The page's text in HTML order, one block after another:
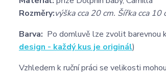
Rozměry:výška cca 20 cm. Šířka cca 10
Barva: Po domluvě lze zvolit barevnou
design - každý kus je originál)
Vzhledem k ruční práci se velikosti